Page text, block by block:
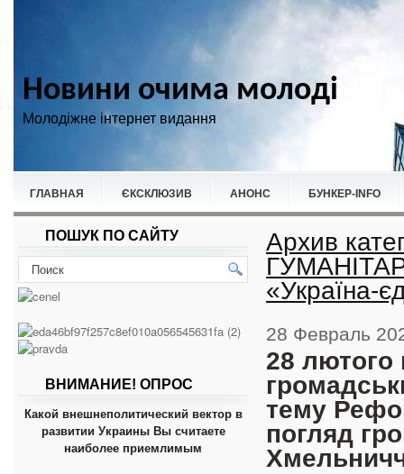
Новини очима молоді
Молодіжне інтернет видання
ГЛАВНАЯ ЄКСКЛЮЗИВ АНОНС БУНКЕР-ІNFO
НОВИНИ СПОРТ
ПОШУК ПО САЙТУ
ВНИМАНИЕ! ОПРОС
Какой внешнеполитический вектор в
развитии Украины Вы считаете
наиболее приемлимым
Архив
«Україна-
28 Февраль
28 лютого
тему
погляд